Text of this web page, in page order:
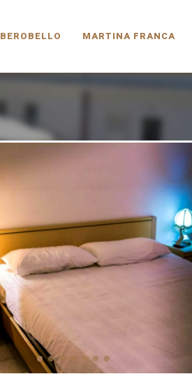
MARTINA FRANCA